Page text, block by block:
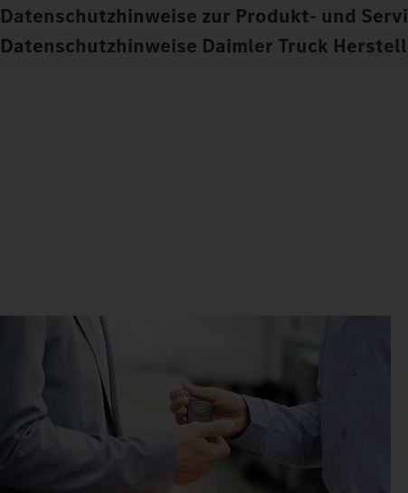
Datenschutzhinweise zur Produkt- und
Datenschutzhinweise Daimler Truck